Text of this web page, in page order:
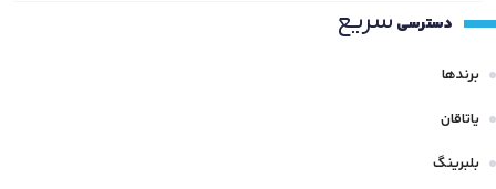
دسترسی سریع
برندها
یاتاقان
بلبرینگ